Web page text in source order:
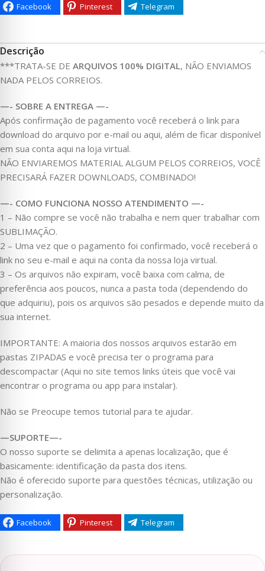
Facebook Pinterest Telegram
Descrição
***TRATA-SE DE ARQUIVOS 100% DIGITAL, NÃO ENVIAMOS
NADA PELOS CORREIOS.
—- SOBRE A ENTREGA —-
Após confirmação de pagamento você receberá o link para
download do arquivo por e-mail ou aqui, além de ficar disponível
em sua conta aqui na loja virtual.
NÃO ENVIAREMOS MATERIAL ALGUM PELOS CORREIOS, VOCÊ
PRECISARÁ FAZER DOWNLOADS, COMBINADO!
—- COMO FUNCIONA NOSSO ATENDIMENTO —-
1 – Não compre se você não trabalha e nem quer trabalhar com
SUBLIMAÇÃO.
2 – Uma vez que o pagamento foi confirmado, você receberá o
link no seu e-mail e aqui na conta da nossa loja virtual.
3 – Os arquivos não expiram, você baixa com calma, de
preferência aos poucos, nunca a pasta toda (dependendo do
que adquiriu), pois os arquivos são pesados e depende muito da
sua internet.
IMPORTANTE: A maioria dos nossos arquivos estarão em
pastas ZIPADAS e você precisa ter o programa para
descompactar (Aqui no site temos links úteis que você vai
encontrar o programa ou app para instalar).
Não se Preocupe temos tutorial para te ajudar.
—SUPORTE—-
O nosso suporte se delimita a apenas localização, que é
basicamente: identificação da pasta dos itens.
Não é oferecido suporte para questões técnicas, utilização ou
personalização.
Facebook Pinterest Telegram